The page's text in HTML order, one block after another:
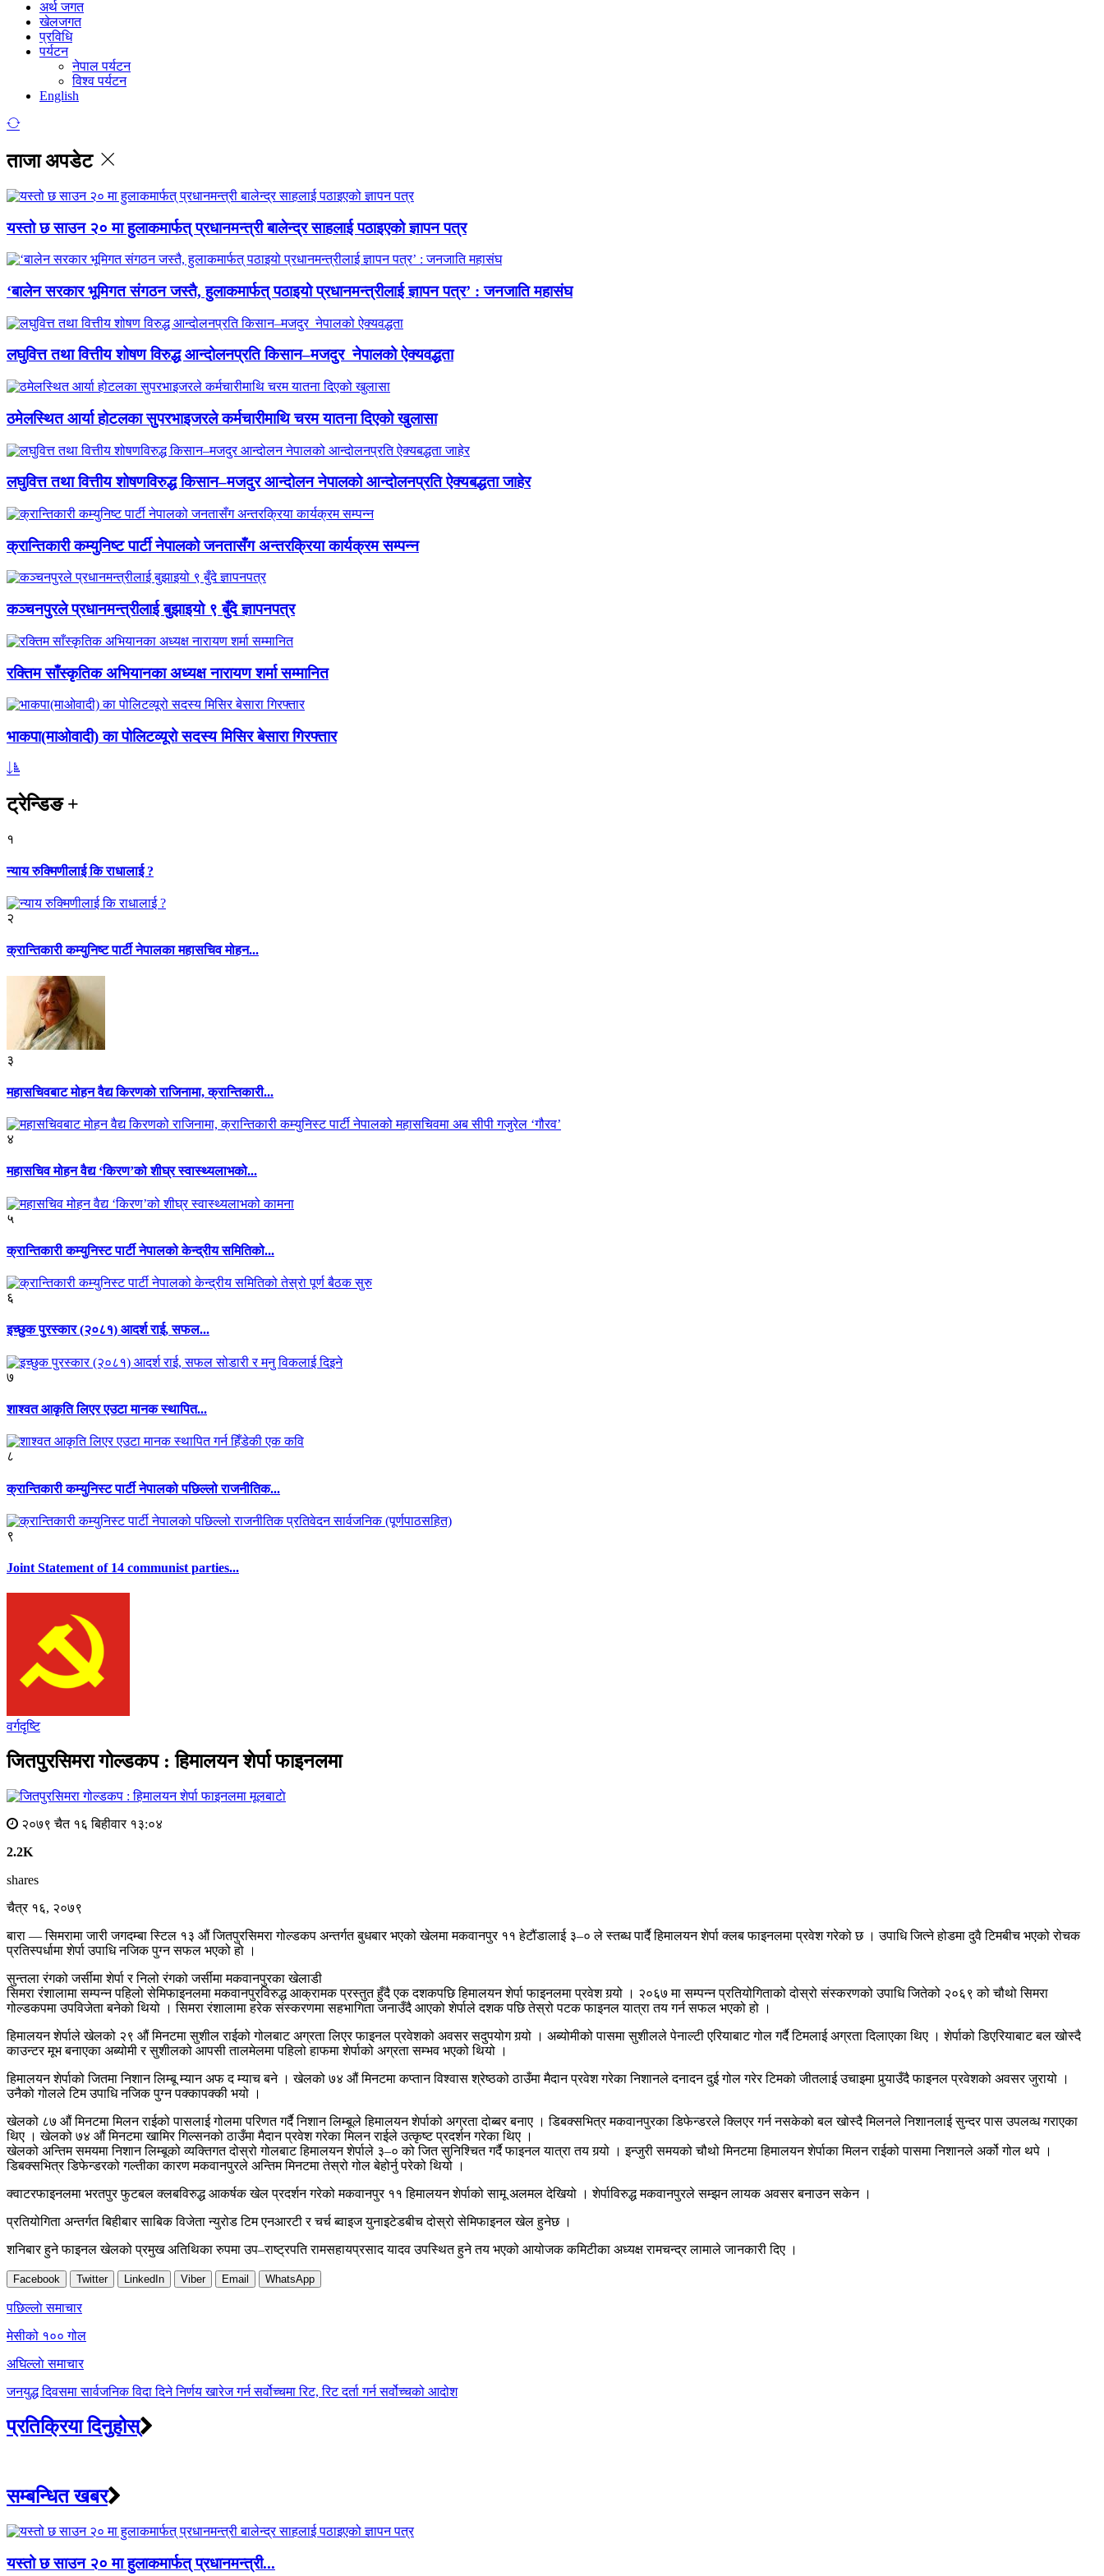
अर्थ जगत
खेलजगत
प्रविधि
पर्यटन
नेपाल पर्यटन
विश्व पर्यटन
English
ताजा अपडेट
यस्तो छ साउन २० मा हुलाकमार्फत् प्रधानमन्त्री बालेन्द्र साहलाई पठाइएको ज्ञापन पत्र
‘बालेन सरकार भूमिगत संगठन जस्तै, हुलाकमार्फत् पठाइयो प्रधानमन्त्रीलाई ज्ञापन पत्र’ : जनजाति महासंघ
लघुवित्त तथा वित्तीय शोषण विरुद्ध आन्दोलनप्रति किसान–मजदुर नेपालको ऐक्यवद्धता
ठमेलस्थित आर्या होटलका सुपरभाइजरले कर्मचारीमाथि चरम यातना दिएको खुलासा
लघुवित्त तथा वित्तीय शोषणविरुद्ध किसान–मजदुर आन्दोलन नेपालको आन्दोलनप्रति ऐक्यबद्धता जाहेर
क्रान्तिकारी कम्युनिष्ट पार्टी नेपालको जनतासँग अन्तरक्रिया कार्यक्रम सम्पन्न
कञ्चनपुरले प्रधानमन्त्रीलाई बुझाइयो ९ बुँदे ज्ञापनपत्र
रक्तिम साँस्कृतिक अभियानका अध्यक्ष नारायण शर्मा सम्मानित
भाकपा(माओवादी) का पोलिटव्यूरो सदस्य मिसिर बेसारा गिरफ्तार
ट्रेन्डिङ+
१
न्याय रुक्मिणीलाई कि राधालाई ?
२
क्रान्तिकारी कम्युनिष्ट पार्टी नेपालका महासचिव मोहन...
३
महासचिवबाट मोहन वैद्य किरणको राजिनामा, क्रान्तिकारी...
४
महासचिव मोहन वैद्य ‘किरण’को शीघ्र स्वास्थ्यलाभको...
५
क्रान्तिकारी कम्युनिस्ट पार्टी नेपालको केन्द्रीय समितिको...
६
इच्छुक पुरस्कार (२०८१) आदर्श राई, सफल...
७
शाश्वत आकृति लिएर एउटा मानक स्थापित...
८
क्रान्तिकारी कम्युनिस्ट पार्टी नेपालको पछिल्लो राजनीतिक...
९
Joint Statement of 14 communist parties...
वर्गदृष्टि
जितपुरसिमरा गोल्डकप : हिमालयन शेर्पा फाइनलमा
मूलबाटाे
२०७९ चैत १६ बिहीवार १३:०४
2.2K
shares
चैत्र १६, २०७९
बारा — सिमरामा जारी जगदम्बा स्टिल १३ औं जितपुरसिमरा गोल्डकप अन्तर्गत बुधबार भएको खेलमा मकवानपुर ११ हेटौंडालाई ३–० ले स्तब्ध पार्दै हिमालयन शेर्पा क्लब फाइनलमा प्रवेश गरेको छ । उपाधि जित्ने होडमा दुवै टिमबीच भएको रोचक
प्रतिस्पर्धामा शेर्पा उपाधि नजिक पुग्न सफल भएको हो ।
सुन्तला रंगको जर्सीमा शेर्पा र निलो रंगको जर्सीमा मकवानपुरका खेलाडी
सिमरा रंशालामा सम्पन्न पहिलो सेमिफाइनलमा मकवानपुरविरुद्ध आक्रामक प्रस्तुत हुँदै एक दशकपछि हिमालयन शेर्पा फाइनलमा प्रवेश गर्‍यो । २०६७ मा सम्पन्न प्रतियोगिताको दोस्रो संस्करणको उपाधि जितेको २०६९ को चौथो सिमरा
गोल्डकपमा उपविजेता बनेको थियो । सिमरा रंशालामा हरेक संस्करणमा सहभागिता जनाउँदै आएको शेर्पाले दशक पछि तेस्रो पटक फाइनल यात्रा तय गर्न सफल भएको हो ।
हिमालयन शेर्पाले खेलको २९ औं मिनटमा सुशील राईको गोलबाट अग्रता लिएर फाइनल प्रवेशको अवसर सदुपयोग गर्‍यो । अब्योमीको पासमा सुशीलले पेनाल्टी एरियाबाट गोल गर्दै टिमलाई अग्रता दिलाएका थिए । शेर्पाको डिएरियाबाट बल खोस्दै
काउन्टर मूभ बनाएका अब्योमी र सुशीलको आपसी तालमेलमा पहिलो हाफमा शेर्पाको अग्रता सम्भव भएको थियो ।
हिमालयन शेर्पाको जितमा निशान लिम्बू म्यान अफ द म्याच बने । खेलको ७४ औं मिनटमा कप्तान विश्वास श्रेष्ठको ठाउँमा मैदान प्रवेश गरेका निशानले दनादन दुई गोल गरेर टिमको जीतलाई उचाइमा पुर्‍याउँदै फाइनल प्रवेशको अवसर जुरायो ।
उनैको गोलले टिम उपाधि नजिक पुग्न पक्कापक्की भयो ।
खेलको ८७ औं मिनटमा मिलन राईको पासलाई गोलमा परिणत गर्दै निशान लिम्बूले हिमालयन शेर्पाको अग्रता दोब्बर बनाए । डिबक्सभित्र मकवानपुरका डिफेन्डरले क्लिएर गर्न नसकेको बल खोस्दै मिलनले निशानलाई सुन्दर पास उपलव्ध गराएका
थिए । खेलको ७४ औं मिनटमा खामिर गिल्सनको ठाउँमा मैदान प्रवेश गरेका मिलन राईले उत्कृष्ट प्रदर्शन गरेका थिए ।
खेलको अन्तिम समयमा निशान लिम्बूको व्यक्तिगत दोस्रो गोलबाट हिमालयन शेर्पाले ३–० को जित सुनिश्चित गर्दै फाइनल यात्रा तय गर्‍यो । इन्जुरी समयको चौथो मिनटमा हिमालयन शेर्पाका मिलन राईको पासमा निशानले अर्को गोल थपे ।
डिबक्सभित्र डिफेन्डरको गल्तीका कारण मकवानपुरले अन्तिम मिनटमा तेस्रो गोल बेहोर्नु परेको थियो ।
क्वाटरफाइनलमा भरतपुर फुटबल क्लबविरुद्ध आकर्षक खेल प्रदर्शन गरेको मकवानपुर ११ हिमालयन शेर्पाको सामू अलमल देखियो । शेर्पाविरुद्ध मकवानपुरले सम्झन लायक अवसर बनाउन सकेन ।
प्रतियोगिता अन्तर्गत बिहीबार साबिक विजेता न्युरोड टिम एनआरटी र चर्च ब्वाइज युनाइटेडबीच दोस्रो सेमिफाइनल खेल हुनेछ ।
शनिबार हुने फाइनल खेलको प्रमुख अतिथिका रुपमा उप–राष्ट्रपति रामसहायप्रसाद यादव उपस्थित हुने तय भएको आयोजक कमिटीका अध्यक्ष रामचन्द्र लामाले जानकारी दिए ।
Facebook Twitter LinkedIn Viber Email WhatsApp
Post
navigation
पछिल्लाे समाचार
मेसीको १०० गोल
अघिल्लाे समाचार
जनयुद्ध दिवसमा सार्वजनिक विदा दिने निर्णय खारेज गर्न सर्वोच्चमा रिट, रिट दर्ता गर्न सर्वोच्चको आदोश
प्रतिक्रिया दिनुहोस्
सम्बन्धित खबर
यस्तो छ साउन २० मा हुलाकमार्फत् प्रधानमन्त्री...